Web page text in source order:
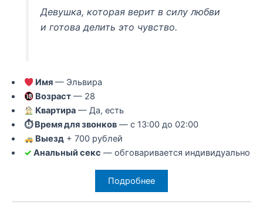
Девушка, которая верит в силу любви
и готова делить это чувство.
Имя — Эльвира
Возраст — 28
Квартира — Да, есть
⏱ Время для звонков— с 13:00 до 02:00
Выезд + 700 рублей
✓ Анальный секс — обговаривается индивидуально
Подробнее